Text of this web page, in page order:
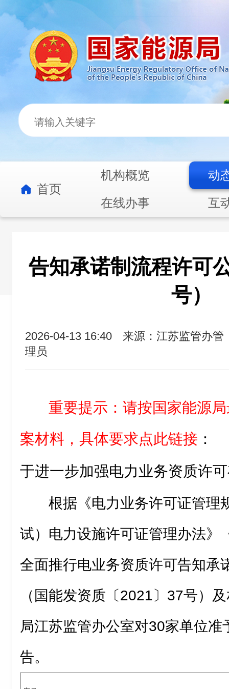
首页
机构概览
动
在线办事
互
告知承诺制流程许可
号）
2026-04-13 16:40
来源：江苏监管办管
理员
重要提示： 请按国家能源
案材料，具体要求点此链接 ：
于进一步加强电力业务资质许
根据《电力业务许可证管理
试）电力设施许可证管理办法》
全面推行电业务资质许可告知承
（国能发资质〔2021〕37号）
局江苏监管办公室对30家单位准
告。